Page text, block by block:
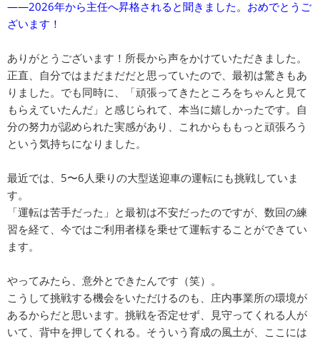
――2026年から主任へ昇格されると聞きました。おめでとうご
ざいます！
ありがとうございます！所長から声をかけていただきました。
正直、自分ではまだまだだと思っていたので、最初は驚きもあ
りました。でも同時に、「頑張ってきたところをちゃんと見て
もらえていたんだ」と感じられて、本当に嬉しかったです。自
分の努力が認められた実感があり、これからももっと頑張ろう
という気持ちになりました。
最近では、5〜6人乗りの大型送迎車の運転にも挑戦していま
す。
「運転は苦手だった」と最初は不安だったのですが、数回の練
習を経て、今ではご利用者様を乗せて運転することができてい
ます。
やってみたら、意外とできたんです（笑）。
こうして挑戦する機会をいただけるのも、庄内事業所の環境が
あるからだと思います。挑戦を否定せず、見守ってくれる人が
いて、背中を押してくれる。そういう育成の風土が、ここには